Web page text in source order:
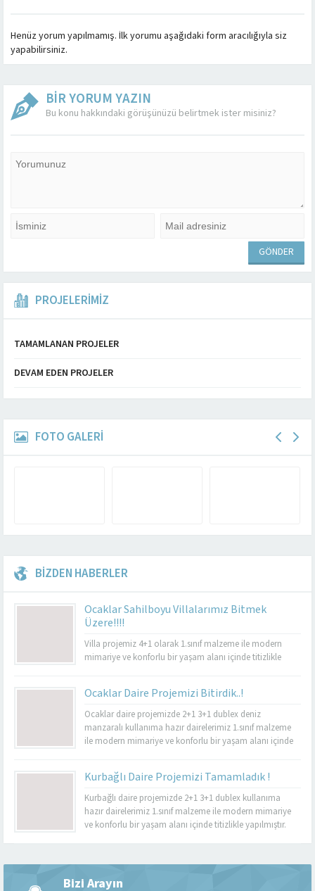
Henüz yorum yapılmamış. İlk yorumu aşağıdaki form aracılığıyla siz
yapabilirsiniz.
BİR YORUM YAZIN
Bu konu hakkındaki görüşünüzü belirtmek ister misiniz?
PROJELERİMİZ
TAMAMLANAN PROJELER
DEVAM EDEN PROJELER
FOTO GALERİ
BİZDEN HABERLER
Ocaklar Sahilboyu Villalarımız Bitmek
Üzere!!!!
Villa projemiz 4+1 olarak 1.sınıf malzeme ile modern
mimariye ve konforlu bir yaşam alanı içinde titizlikle
Ocaklar Daire Projemizi Bitirdik..!
Ocaklar daire projemizde 2+1 3+1 dublex deniz
manzaralı kullanıma hazır dairelerimiz 1.sınıf malzeme
ile modern mimariye ve konforlu bir yaşam alanı içinde
Kurbağlı Daire Projemizi Tamamladık !
Kurbağlı daire projemizde 2+1 3+1 dublex kullanıma
hazır dairelerimiz 1.sınıf malzeme ile modern mimariye
ve konforlu bir yaşam alanı içinde titizlikle yapılmıştır.
Bizi Arayın